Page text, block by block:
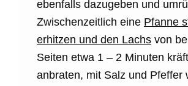
ebenfalls dazugeben und
Zwischenzeitlich eine Pfanne
erhitzen und den Lachs von
Seiten etwa 1 – 2 Minuten
anbraten, mit Salz und Pfeffer